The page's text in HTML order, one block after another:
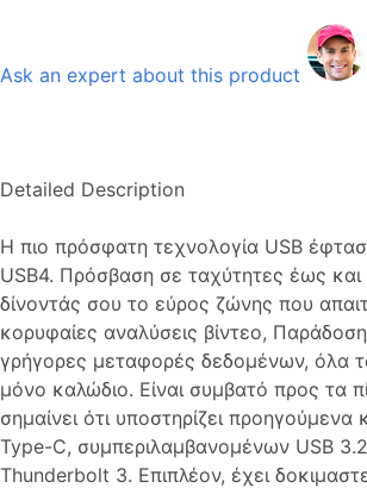
Ask an expert about this product
Detailed Description
Η πιο πρόσφατη τεχνολογία USB
USB4. Πρόσβαση σε ταχύτητες έως
δίνοντάς σου το εύρος ζώνης που
κορυφαίες αναλύσεις βίντεο,
γρήγορες μεταφορές δεδομένων, όλα
μόνο καλώδιο. Είναι συμβατό προς τα
σημαίνει ότι υποστηρίζει προηγούμενα
Type-C, συμπεριλαμβανομένων USB
Thunderbolt 3. Επιπλέον, έχει